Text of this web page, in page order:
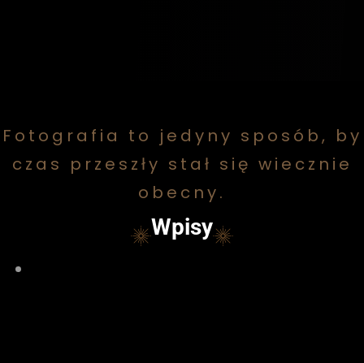
Fotografia to jedyny sposób, by
czas przeszły stał się wiecznie
obecny.
Wpisy